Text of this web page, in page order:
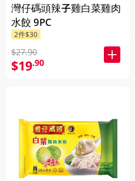
灣仔碼頭辣子雞白菜雞肉
水餃 9PC
2件$30
$27.90
$19.90